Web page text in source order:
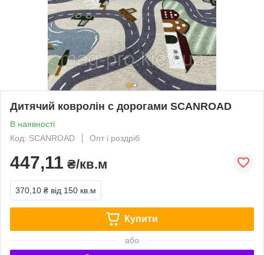
Дитячий ковролін c дорогами SCANROAD
В наявності
Код: SCANROAD
Опт і роздріб
447,11 ₴/кв.м
370,10 ₴ від 150 кв.м
Купити
або